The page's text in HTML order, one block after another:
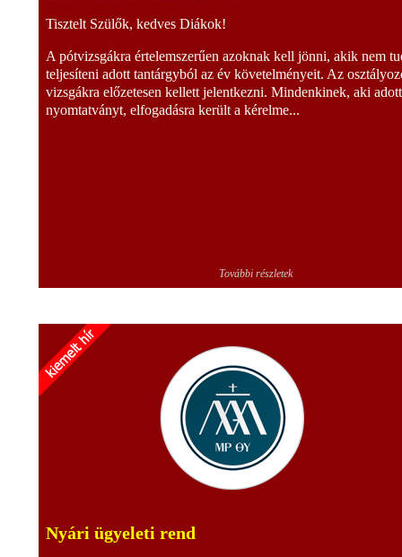
Tisztelt Szülők, kedves Diákok!
A pótvizsgákra értelemszerűen azoknak kell jönni, akik nem
teljesíteni adott tantárgyból az év követelményeit. Az
vizsgákra előzetesen kellett jelentkezni. Mindenkinek, aki
nyomtatványt, elfogadásra került a kérelme...
További részletek
Nyári ügyeleti rend